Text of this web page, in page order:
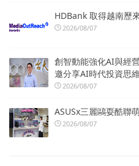
HDBank 取得越南歷
2026/08/07
創智動能強化AI與經
邀分享AI時代投資思維
2026/08/07
ASUSx三麗鷗耍酷聯
2026/08/07